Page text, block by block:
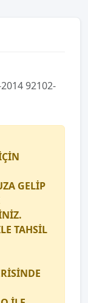
92102-
GELİP
TAHSİL